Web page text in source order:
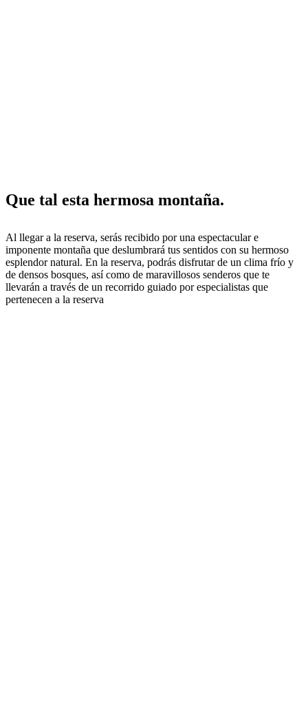
Que tal esta hermosa montaña.
Al llegar a la reserva, serás recibido por una espectacular e
imponente montaña que deslumbrará tus sentidos con su hermoso
esplendor natural. En la reserva, podrás disfrutar de un clima frío y
de densos bosques, así como de maravillosos senderos que te
llevarán a través de un recorrido guiado por especialistas que
pertenecen a la reserva